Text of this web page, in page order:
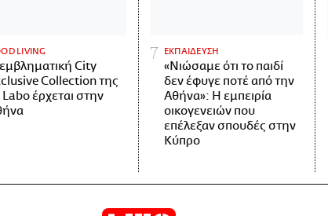
LIVING
City
Collection της
Labo έρχεται στην
ΕΚΠΑΙΔΕΥΣΗ
«Νιώσαμε ότι το παιδί
δεν έφυγε ποτέ από την
Αθήνα»: Η εμπειρία
οικογενειών που
επέλεξαν σπουδές στην
Κύπρο